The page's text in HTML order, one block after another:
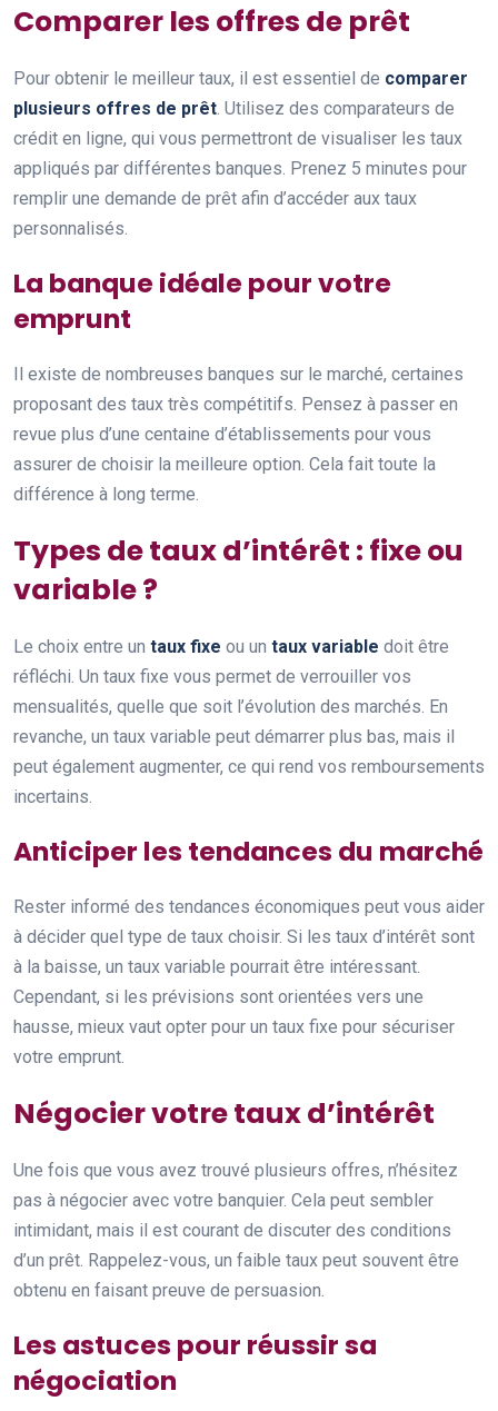
Comparer les offres de prêt
Pour obtenir le meilleur taux, il est essentiel de comparer
plusieurs offres de prêt . Utilisez des comparateurs de
crédit en ligne, qui vous permettront de visualiser les taux
appliqués par différentes banques. Prenez 5 minutes pour
remplir une demande de prêt afin d’accéder aux taux
personnalisés.
La banque idéale pour votre
emprunt
Il existe de nombreuses banques sur le marché, certaines
proposant des taux très compétitifs. Pensez à passer en
revue plus d’une centaine d’établissements pour vous
assurer de choisir la meilleure option. Cela fait toute la
différence à long terme.
Types de taux d’intérêt : fixe ou
variable ?
Le choix entre un taux fixe ou un taux variable doit être
réfléchi. Un taux fixe vous permet de verrouiller vos
mensualités, quelle que soit l’évolution des marchés. En
revanche, un taux variable peut démarrer plus bas, mais il
peut également augmenter, ce qui rend vos remboursements
incertains.
Anticiper les tendances du marché
Rester informé des tendances économiques peut vous aider
à décider quel type de taux choisir. Si les taux d’intérêt sont
à la baisse, un taux variable pourrait être intéressant.
Cependant, si les prévisions sont orientées vers une
hausse, mieux vaut opter pour un taux fixe pour sécuriser
votre emprunt.
Négocier votre taux d’intérêt
Une fois que vous avez trouvé plusieurs offres, n’hésitez
pas à négocier avec votre banquier. Cela peut sembler
intimidant, mais il est courant de discuter des conditions
d’un prêt. Rappelez-vous, un faible taux peut souvent être
obtenu en faisant preuve de persuasion.
Les astuces pour réussir sa
négociation